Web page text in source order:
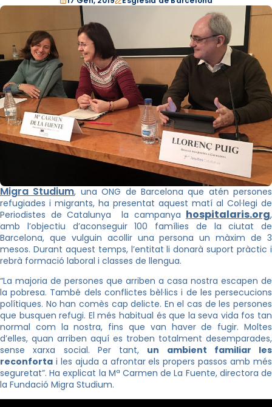
Migra Studium, una ONG de Barcelona que atén persones
refugiades i migrants, ha presentat aquest matí al Col·legi de
Periodistes de Catalunya la campanya hospitalaris.org,
amb l’objectiu d’aconseguir 100 famílies de la ciutat de
Barcelona, que vulguin acollir una persona un màxim de 3
mesos. Durant aquest temps, l’entitat li donarà suport pràctic i
rebrà formació laboral i classes de llengua.
“La majoria de persones que arriben a casa nostra escapen de
la pobresa. També dels conflictes bèl·lics i de les persecucions
polítiques. No han comès cap delicte. En el cas de les persones
que busquen refugi. El més habitual és que la seva vida fos tan
normal com la nostra, fins que van haver de fugir. Moltes
d’elles, quan arriben aquí es troben totalment desemparades,
sense xarxa social. Per tant, un ambient familiar les
reconforta i les ajuda a afrontar els propers passos amb més
seguretat”. Ha explicat la Mª Carmen de La Fuente, directora de
la Fundació Migra Studium.